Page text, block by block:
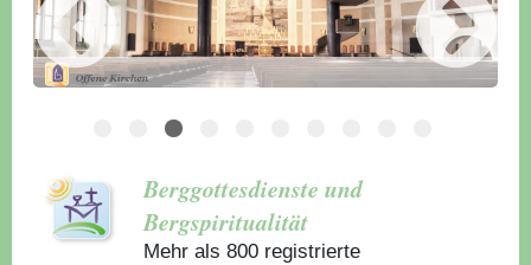
Slider Icon
Bild
Häuser für Gruppen
Berggottesdienste und
Bergspiritualität
Mehr als 800 registrierte